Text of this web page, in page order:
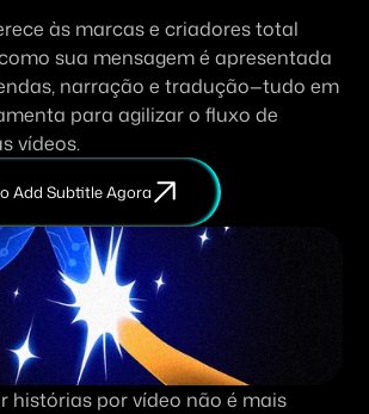
às marcas e criadores total
sua mensagem é apresentada
narração e tradução—tudo em
para agilizar o fluxo de
vídeos.
Add Subtitle Agora
histórias por vídeo não é mais